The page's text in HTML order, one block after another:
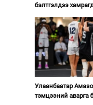
бэлтгэлдээ
Улаанбаатар
тэмцээний аварга